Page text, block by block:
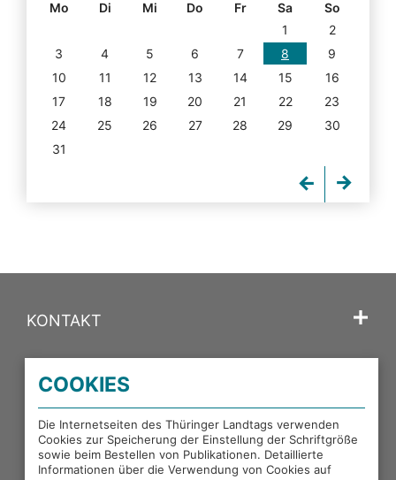
Mo Di Mi Do Fr Sa
So
1
2
3
4 5 6 7 8
9
10
11 12 13 14 15
16
17
18 19 20 21 22
23
24
25 26 27 28 29
30
31
KONTAKT
PORTALE DES THÜRINGER LANDTAGS
EXTERNE LINKS
COOKIES
Die Internetseiten des Thüringer Landtags verwenden
Cookies zur Speicherung der Einstellung der Schriftgröße
sowie beim Bestellen von Publikationen. Detaillierte
Informationen über die Verwendung von Cookies auf